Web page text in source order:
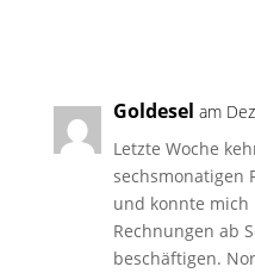
Goldesel am
Letzte Woche
sechsmonatigen
und konnte mich
Rechnungen ab
beschäftigen.